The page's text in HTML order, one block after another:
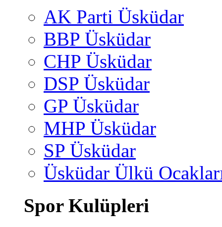
AK Parti Üsküdar
BBP Üsküdar
CHP Üsküdar
DSP Üsküdar
GP Üsküdar
MHP Üsküdar
SP Üsküdar
Üsküdar Ülkü
Spor Kulüpleri